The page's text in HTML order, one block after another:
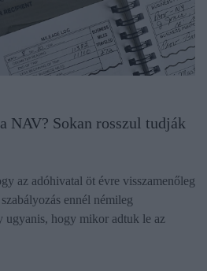
NAV? Sokan rosszul tudják
az adóhivatal öt évre visszamenőleg
ennél némileg
ugyanis, hogy mikor adtuk le az